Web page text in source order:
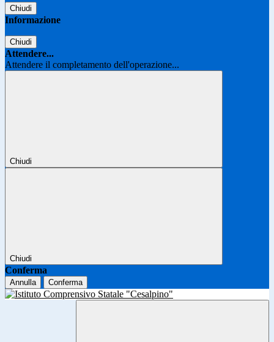
Chiudi
Informazione
Chiudi
Attendere...
Attendere il completamento dell'operazione...
Chiudi
Chiudi
Conferma
Annulla Conferma